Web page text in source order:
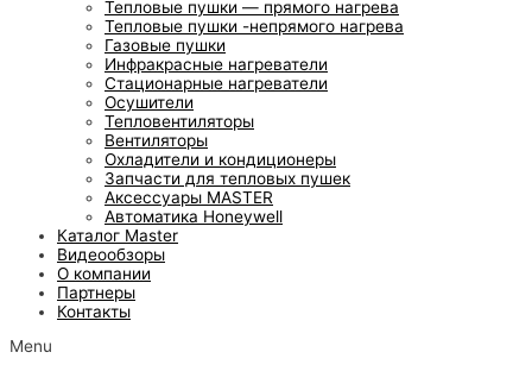
Тепловые пушки — прямого нагрева
Тепловые пушки -непрямого нагрева
Газовые пушки
Инфракрасные нагреватели
Стационарные нагреватели
Осушители
Тепловентиляторы
Вентиляторы
Охладители и кондиционеры
Запчасти для тепловых пушек
Аксессуары MASTER
Автоматика Honeywell
Каталог Master
Видеообзоры
О компании
Партнеры
Контакты
Menu